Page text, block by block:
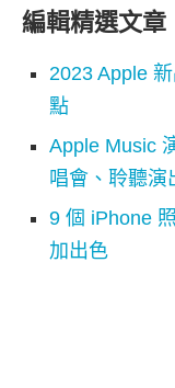
編輯精選文章
2023 Apple
點
Apple Music
唱會、聆聽演
9 個 iPhone
加出色